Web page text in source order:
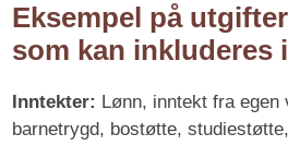
Eksempel på
som kan inkluderes
Inntekter: Lønn, inntekt fra egen
barnetrygd, bostøtte,